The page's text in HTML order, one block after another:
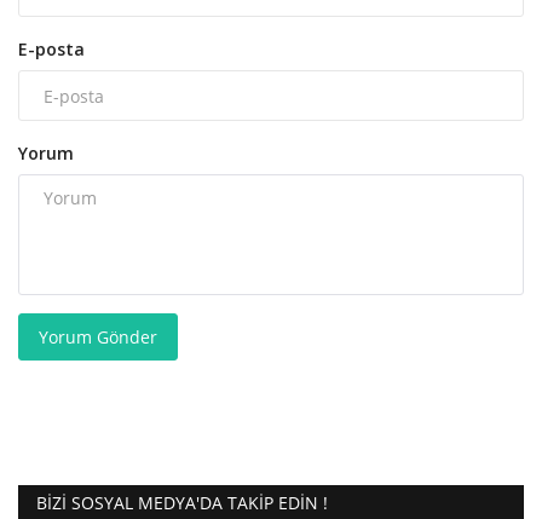
E-posta
Yorum
Yorum Gönder
BIZI SOSYAL MEDYA'DA TAKIP EDIN !